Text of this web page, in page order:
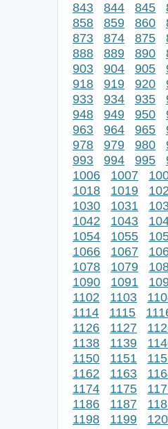
843
844 845
858
859 860
873
874 875
888
889 890
903
904 905
918
919 920
933
934 935
948
949 950
963
964 965
978
979 980
993
994 995
1006
1007
1018
1019
1030
1031
1042
1043
1054
1055
1066
1067
1078
1079
1090
1091
1102
1103
1114
1115
1126
1127
1138
1139
1150
1151
1162
1163
1174
1175
1186
1187
1198
1199